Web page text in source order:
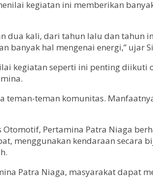
kegiatan ini memberikan
dua kali, dari tahun lalu dan
banyak hal mengenai energi,” ujar
kegiatan seperti ini penting
teman-teman komunitas.
Pertamina Patra Niaga
menggunakan kendaraan
Patra Niaga, masyarakat dapat